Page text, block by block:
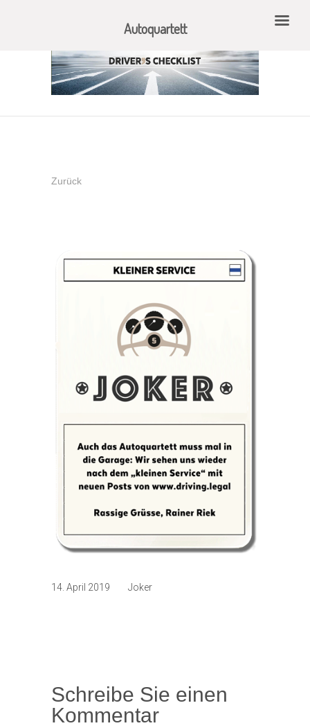
Zurück
14. April 2019 Joker
Schreibe Sie einen
Kommentar
Autoquartett